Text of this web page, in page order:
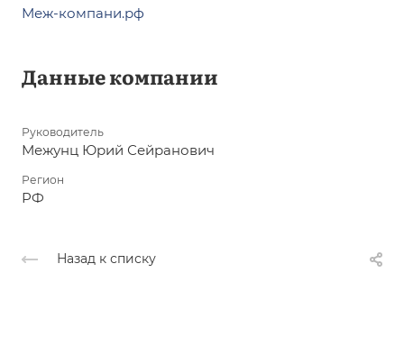
Меж-компани.рф
Данные компании
Руководитель
Межунц Юрий Сейранович
Регион
РФ
Назад к списку